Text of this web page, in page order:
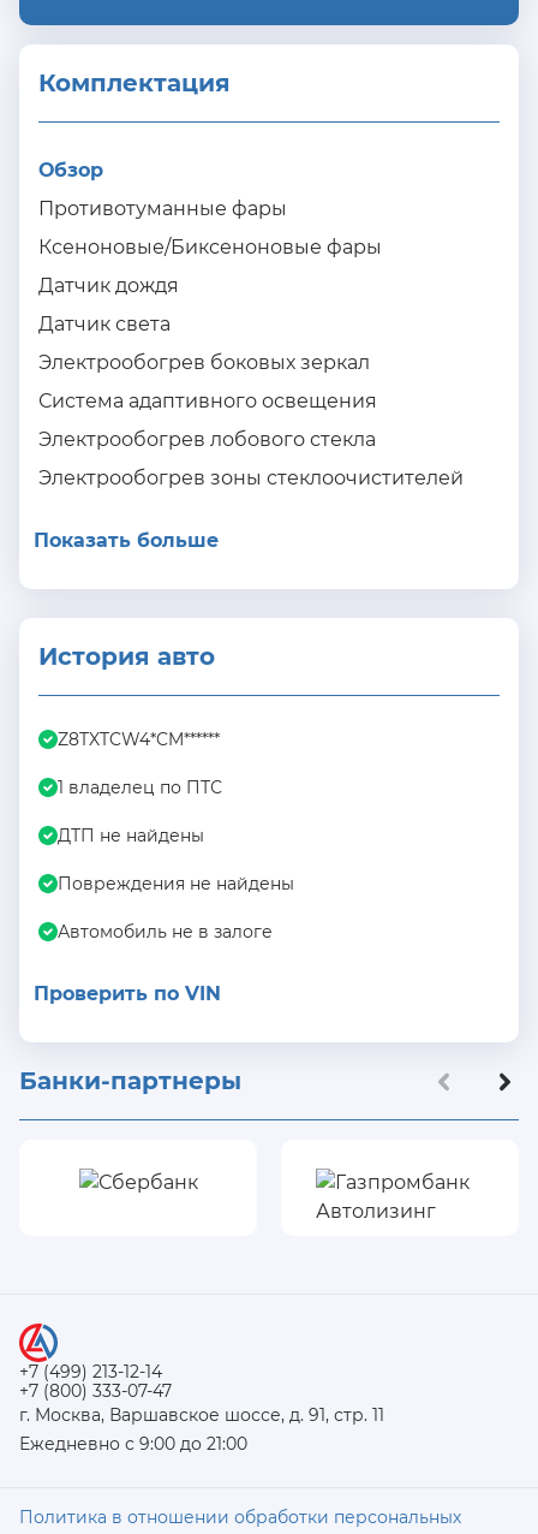
Комплектация
Обзор
Противотуманные фары
Ксеноновые/Биксеноновые фары
Датчик дождя
Датчик света
Электрообогрев боковых зеркал
Система адаптивного освещения
Электрообогрев лобового стекла
Электрообогрев зоны стеклоочистителей
Показать больше
История авто
Z8TXTCW4*CM******
1 владелец по ПТС
ДТП не найдены
Повреждения не найдены
Автомобиль не в залоге
Проверить по VIN
Банки-партнеры
+7 (499) 213-12-14
+7 (800) 333-07-47
г. Москва, Варшавское шоссе, д. 91, стр. 11
Ежедневно с 9:00 до 21:00
Политика в отношении обработки персональных